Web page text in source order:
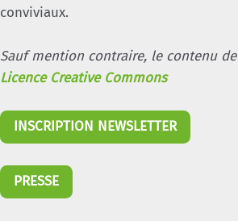
conviviaux.
Sauf mention contraire, le contenu
Licence Creative Commons
INSCRIPTION NEWSLETTER
PRESSE